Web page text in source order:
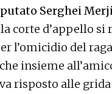
Serghei
corte d’appello si
l’omicidio del
insieme
risposto alle